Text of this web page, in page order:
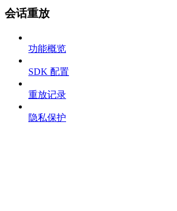
会话重放
功能概览
SDK 配置
重放记录
隐私保护